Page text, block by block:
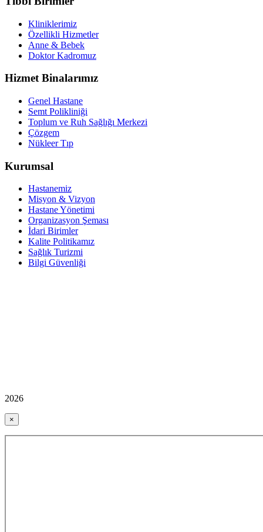
Kliniklerimiz
Özellikli Hizmetler
Anne & Bebek
Doktor Kadromuz
Hizmet Binalarımız
Genel Hastane
Semt Polikliniği
Toplum ve Ruh Sağlığı Merkezi
Çözgem
Nükleer Tıp
Kurumsal
Hastanemiz
Misyon & Vizyon
Hastane Yönetimi
Organizasyon Şeması
İdari Birimler
Kalite Politikamız
Sağlık Turizmi
Bilgi Güvenliği
2026
×